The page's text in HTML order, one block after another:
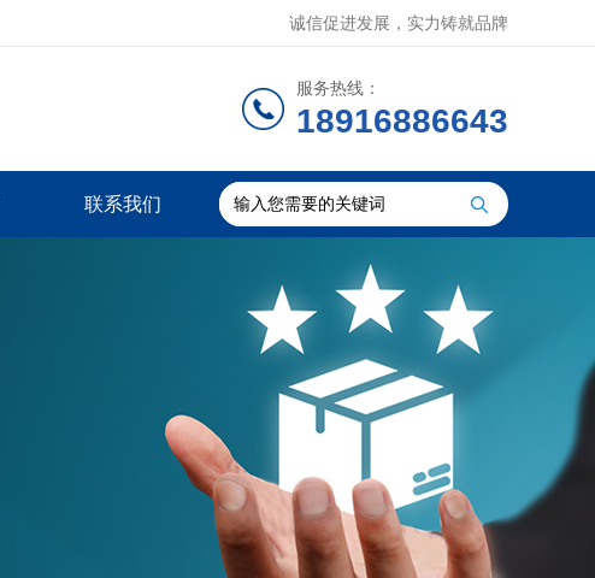
诚信促进发展，实力铸就品牌
服务热线：
18916886643
联系我们